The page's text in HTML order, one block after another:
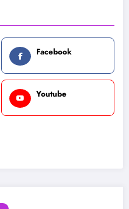
Facebook
Youtube